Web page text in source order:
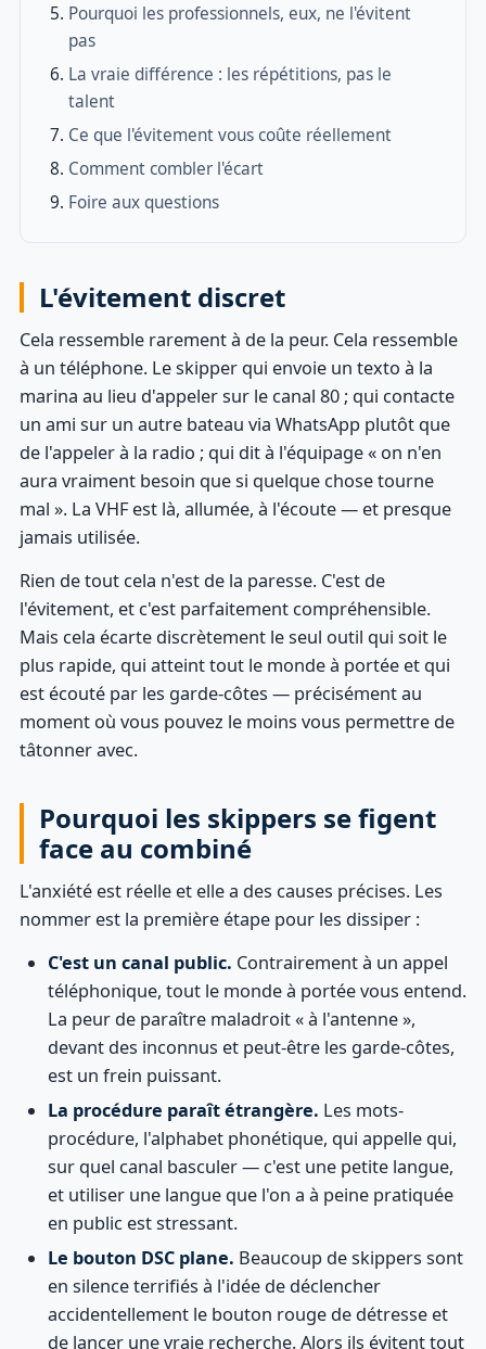
Pourquoi les professionnels, eux, ne l'évitent
pas
La vraie différence : les répétitions, pas le
talent
Ce que l'évitement vous coûte réellement
Comment combler l'écart
Foire aux questions
L'évitement discret
Cela ressemble rarement à de la peur. Cela ressemble
à un téléphone. Le skipper qui envoie un texto à la
marina au lieu d'appeler sur le canal 80 ; qui contacte
un ami sur un autre bateau via WhatsApp plutôt que
de l'appeler à la radio ; qui dit à l'équipage « on n'en
aura vraiment besoin que si quelque chose tourne
mal ». La VHF est là, allumée, à l'écoute — et presque
jamais utilisée.
Rien de tout cela n'est de la paresse. C'est de
l'évitement, et c'est parfaitement compréhensible.
Mais cela écarte discrètement le seul outil qui soit le
plus rapide, qui atteint tout le monde à portée et qui
est écouté par les garde-côtes — précisément au
moment où vous pouvez le moins vous permettre de
tâtonner avec.
Pourquoi les skippers se figent
face au combiné
L'anxiété est réelle et elle a des causes précises. Les
nommer est la première étape pour les dissiper :
C'est un canal public. Contrairement à un appel
téléphonique, tout le monde à portée vous entend.
La peur de paraître maladroit « à l'antenne »,
devant des inconnus et peut-être les garde-côtes,
est un frein puissant.
La procédure paraît étrangère. Les mots-
procédure, l'alphabet phonétique, qui appelle qui,
sur quel canal basculer — c'est une petite langue,
et utiliser une langue que l'on a à peine pratiquée
en public est stressant.
Le bouton DSC plane. Beaucoup de skippers sont
en silence terrifiés à l'idée de déclencher
accidentellement le bouton rouge de détresse et
de lancer une vraie recherche. Alors ils évitent tout